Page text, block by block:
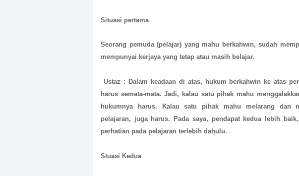
Situasi pertama
Seorang pemuda (pelajar) yang mahu berkahwin, sudah
mempunyai kerjaya yang tetap atau masih belajar.
Ustaz : Dalam keadaan di atas, hukum berkahwin ke atas
harus semata-mata. Jadi, kalau satu pihak mahu
hukumnya harus. Kalau satu pihak mahu melarang dan
pelajaran, juga harus. Pada saya, pendapat kedua lebih
perhatian pada pelajaran terlebih dahulu.
Stuasi Kedua